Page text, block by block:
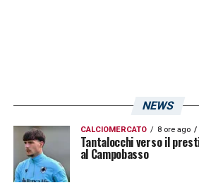
NEWS
CALCIOMERCATO 8 ore ago
Tantalocchi verso il
al Campobasso